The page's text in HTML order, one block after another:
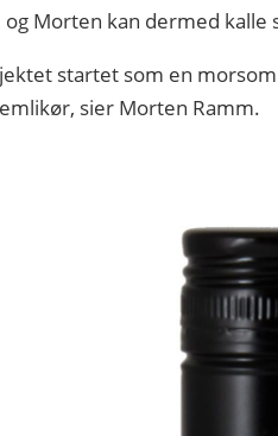
Morten kan dermed
startet som en
sier Morten Ramm.